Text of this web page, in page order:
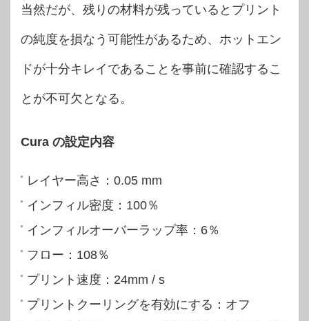
当然だが、残りの材料が残っているとプリント
の純度を損なう可能性があるため、ホットエン
ドが十分キレイであることを事前に確認するこ
とが不可欠となる。
Cura の設定内容
レイヤー高さ：0.05 mm
インフィル密度：100％
インフィルオーバーラップ率：6％
フロー：108％
プリント速度：24mm / s
プリントクーリングを有効にする：オフ